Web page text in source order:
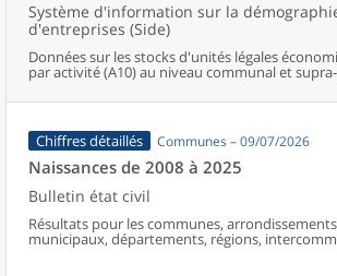
Système d'information sur la
d'entreprises (Side)
Données sur les stocks d'unités légales
par activité (A10) au niveau communal et
Chiffres détaillés Communes – 09/07/2026
Naissances de 2008 à 2025
Bulletin état civil
Résultats pour les communes,
municipaux, départements, régions,
d’emploi, bassins de vie, unités urbaines et